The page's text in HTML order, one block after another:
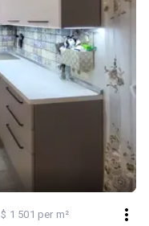
$ 1 501 per m²